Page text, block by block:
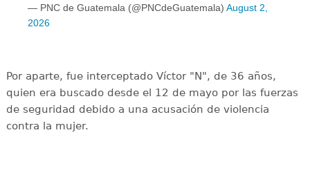
— PNC de Guatemala (@PNCdeGuatemala) August 2,
2026
Por aparte, fue interceptado Víctor "N", de 36 años,
quien era buscado desde el 12 de mayo por las fuerzas
de seguridad debido a una acusación de violencia
contra la mujer.